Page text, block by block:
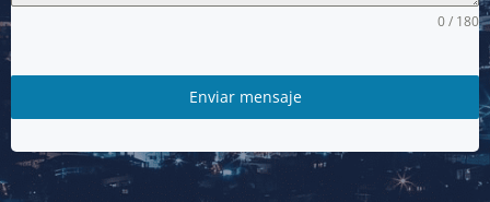
0 / 180
Enviar mensaje